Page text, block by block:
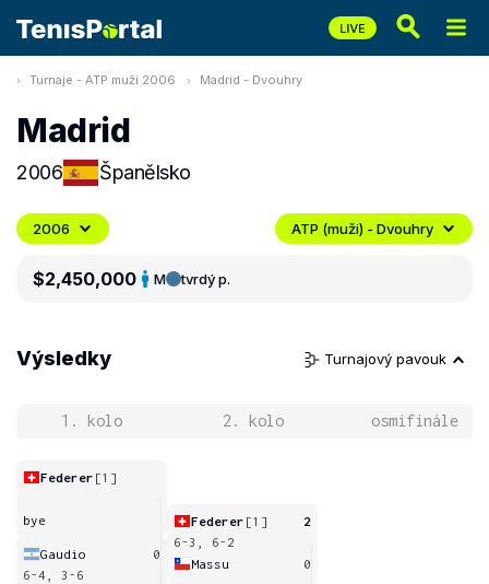
Turnaje - ATP muži 2006 Madrid - Dvouhry
Madrid
2006 Španělsko
2006 ATP (muži) - Dvouhry
$2,450,000 M tvrdý p.
Výsledky Turnajový pavouk
1. kolo 2. kolo osmifinále
Federer [1]
bye
Gaudio
0
6-4, 3-6
Federer [1]
2
6-3, 6-2
Massu
0